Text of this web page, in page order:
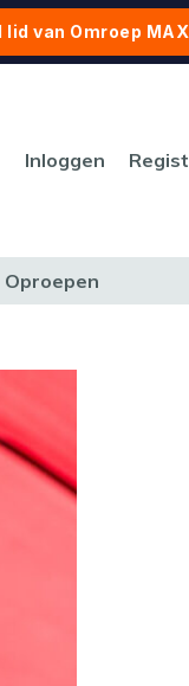
lid van Omroep MAX
Inloggen
Oproepen